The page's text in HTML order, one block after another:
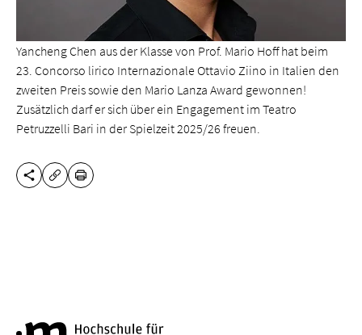
Yancheng Chen aus der Klasse von Prof. Mario Hoff hat beim
23. Concorso lirico Internazionale Ottavio Ziino in Italien den
zweiten Preis sowie den Mario Lanza Award gewonnen!
Zusätzlich darf er sich über ein Engagement im Teatro
Petruzzelli Bari in der Spielzeit 2025/26 freuen.
DIESE SEITE TEILEN
URL KOPIEREN
DRUCKEN